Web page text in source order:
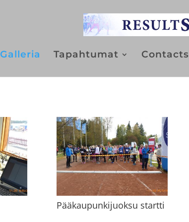
Galleria Tapahtumat Contacts
Pääkaupunkijuoksu startti